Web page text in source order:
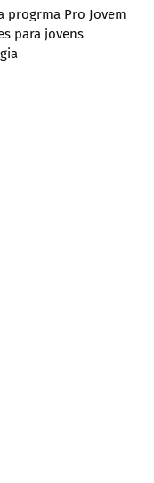
progrma Pro Jovem
para jovens